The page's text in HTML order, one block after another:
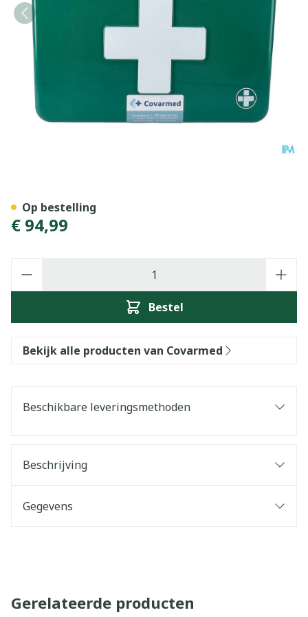
€ 94,99
Bestel
Op bestelling
Bekijk alle producten van Covarmed
Beschikbare leveringsmethoden
Beschrijving
Gegevens
Gerelateerde producten